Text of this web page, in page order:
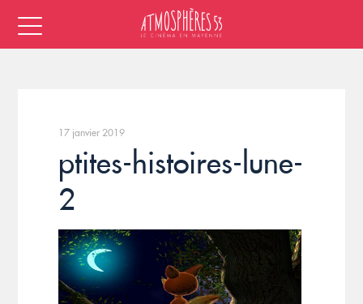
17 janvier 2019
ptites-histoires-lune-
2